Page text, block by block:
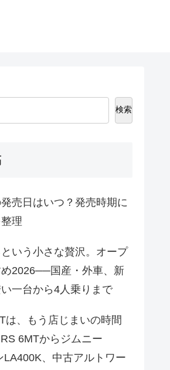
検索
売日はいつ？発売時期に
理
いう小さな贅沢。オープ
2026──国産・外車、新
一台から4人乗りまで
は、もう店じまいの時間
6MTからジムニー
LA400K、中古アルトワー